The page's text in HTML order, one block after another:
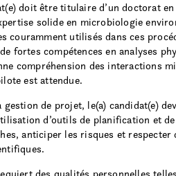
doit être titulaire d’un doctorat
solide en microbiologie
couramment utilisés dans ces
fortes compétences en analyses
compréhension des interactions
est attendue.
gestion de projet, le(a) candidat(e)
d’outils de planification et
anticiper les risques et respecter